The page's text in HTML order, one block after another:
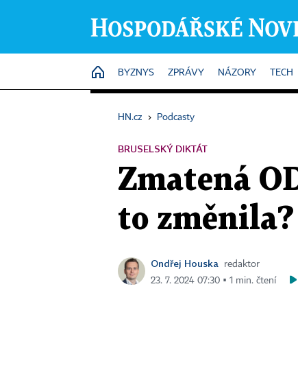
HOME
BYZNYS ZPRÁVY NÁZORY TECH
HN.cz › Podcasty
BRUSELSKÝ DIKTÁT
Zmatená
to změnila?
Ondřej Houska
redaktor
23. 7. 2024 07:30 ▪ 1 min. čtení